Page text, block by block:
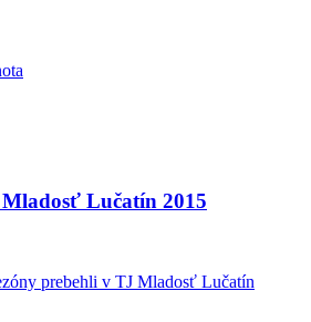
Lučatín 2015
prebehli v TJ Mladosť Lučatín